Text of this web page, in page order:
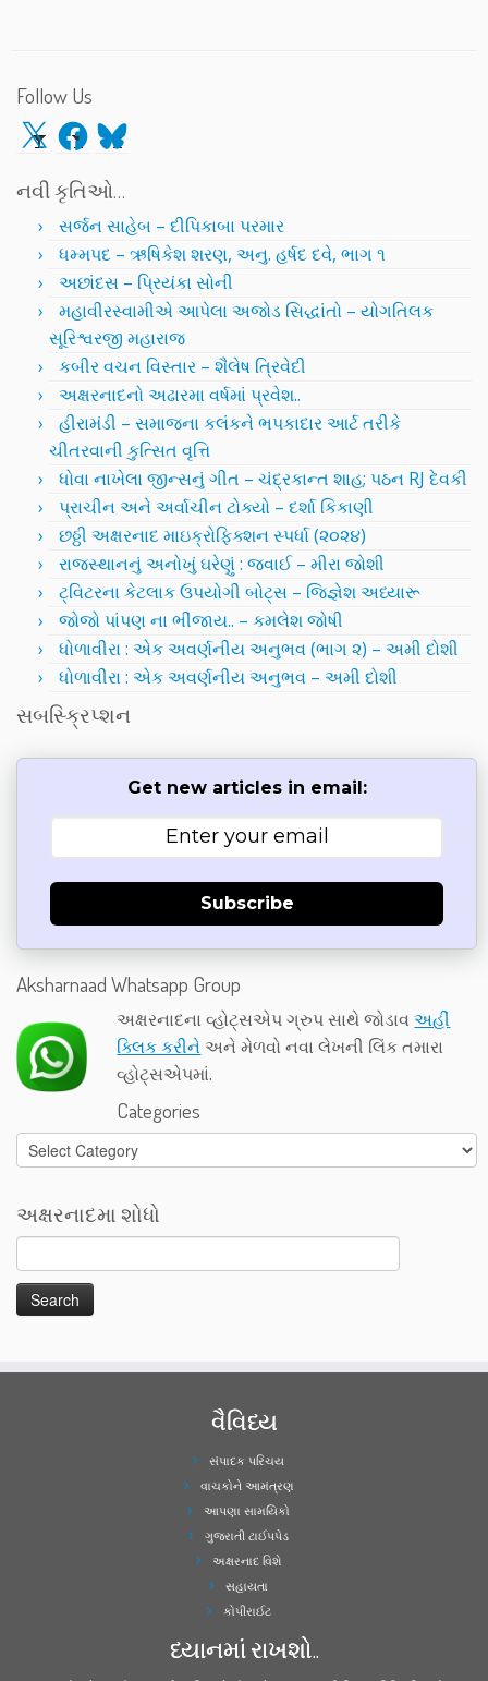
Follow Us
X Facebook
Bluesky
નવી કૃતિઓ…
સર્જન સાહેબ – દીપિકાબા પરમાર
ધમ્મપદ – ઋષિકેશ શરણ, અનુ. હર્ષદ દવે, ભાગ ૧
અછાંદસ – પ્રિયંકા સોની
મહાવીરસ્વામીએ આપેલા અજોડ સિદ્ધાંતો – યોગતિલક
સૂરિશ્વરજી મહારાજ
કબીર વચન વિસ્તાર – શૈલેષ ત્રિવેદી
અક્ષરનાદનો અઢારમા વર્ષમાં પ્રવેશ..
હીરામંડી – સમાજના કલંકને ભપકાદાર આર્ટ તરીકે
ચીતરવાની કુત્સિત વૃત્તિ
ધોવા નાખેલા જીન્સનું ગીત – ચંદ્રકાન્ત શાહ; પઠન RJ દેવકી
પ્રાચીન અને અર્વાચીન ટોક્યો – દર્શા કિકાણી
છઠ્ઠી અક્ષરનાદ માઇક્રોફિક્શન સ્પર્ધા (૨૦૨૪)
રાજસ્થાનનું અનોખું ઘરેણું : જવાઈ – મીરા જોશી
ટ્વિટરના કેટલાક ઉપયોગી બોટ્સ – જિજ્ઞેશ અધ્યારૂ
જોજો પાંપણ ના ભીંજાય.. – કમલેશ જોષી
ધોળાવીરા : એક અવર્ણનીય અનુભવ (ભાગ ૨) – અમી દોશી
ધોળાવીરા : એક અવર્ણનીય અનુભવ – અમી દોશી
સબસ્ક્રિપ્શન
Get new articles in email:
Subscribe
Aksharnaad Whatsapp Group
અક્ષરનાદના વ્હોટ્સએપ ગ્રુપ સાથે જોડાવઅહીં
ક્લિક કરીને અને મેળવો નવા લેખની લિંક તમારા
વ્હોટ્સએપમાં.
Categories
Categories
અક્ષરનાદમા શોધો
વૈવિધ્ય
સંપાદક પરિચય
વાચકોને આમંત્રણ
આપણા સામયિકો
ગુજરાતી ટાઈપપેડ
અક્ષરનાદ વિશે
સહાયતા
કોપીરાઈટ
ધ્યાનમાં રાખશો..